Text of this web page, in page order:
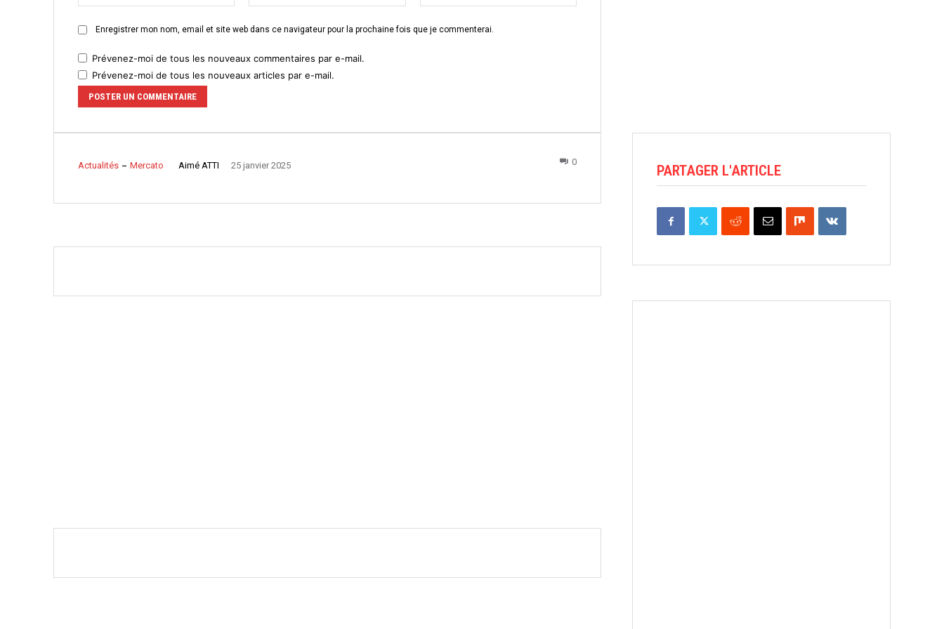
Enregistrer mon nom, email et site web dans ce navigateur pour la prochaine fois que je commenterai.
Prévenez-moi de tous les nouveaux commentaires par e-mail.
Prévenez-moi de tous les nouveaux articles par e-mail.
Actualités Mercato Aimé ATTI 25 janvier 2025 0
PARTAGER L'ARTICLE